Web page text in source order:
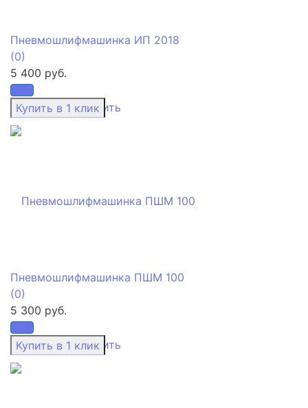
избранное сравнить
Пневмошлифмашинка ИП 2018
(0)
5 400 руб.
избранное сравнить
Пневмошлифмашинка ПШМ 100
(0)
5 300 руб.